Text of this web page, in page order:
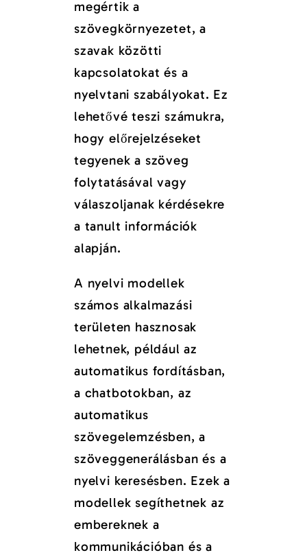
megértik a
szövegkörnyezetet, a
szavak közötti
kapcsolatokat és a
nyelvtani szabályokat. Ez
lehetővé teszi számukra,
hogy előrejelzéseket
tegyenek a szöveg
folytatásával vagy
válaszoljanak kérdésekre
a tanult információk
alapján.
A nyelvi modellek
számos alkalmazási
területen hasznosak
lehetnek, például az
automatikus fordításban,
a chatbotokban, az
automatikus
szövegelemzésben, a
szöveggenerálásban és a
nyelvi keresésben. Ezek a
modellek segíthetnek az
embereknek a
kommunikációban és a